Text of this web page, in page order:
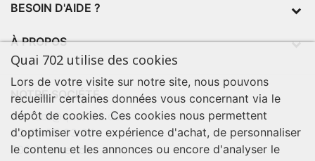
BESOIN D'AIDE ?
À PROPOS
NOTRE SOCIÉTÉ
contact@quai702.com
02 98 55 93 94
702 Tourne-Ici
Quai 702 utilise des cookies
Lors de votre visite sur notre site, nous pouvons
recueillir certaines données vous concernant via le
dépôt de cookies. Ces cookies nous permettent
d'optimiser votre expérience d'achat, de personnaliser
le contenu et les annonces ou encore d'analyser le